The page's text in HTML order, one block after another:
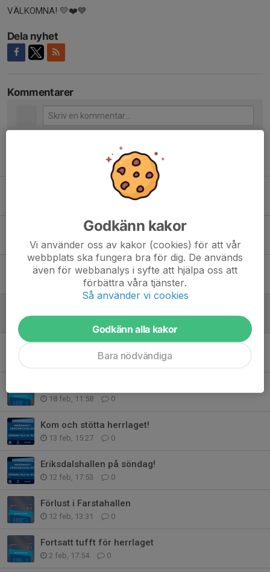
VÄLKOMNA! 💛❤️💙
Dela nyhet
Kommentarer
Seger och säkrat kontrakt
Tack till Hemköp Skanstull
5 mar, 18:25 0
5 mar, 18:05 0
0
18 feb, 11:58 0
Kom och stötta herrlaget!
13 feb, 15:27 0
Eriksdalshallen på söndag!
12 feb, 17:53 0
Förlust i Farstahallen
12 feb, 13:31 0
Fortsatt tufft för herrlaget
2 feb, 17:54 0
Godkänn kakor
Vi använder oss av kakor (cookies) för att vår
webbplats ska fungera bra för dig. De används
även för webbanalys i syfte att hjälpa oss att
förbättra våra tjänster.
Så använder vi cookies
Godkänn alla kakor
Bara nödvändiga